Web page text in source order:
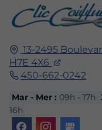
13-2495
H7E 4X6
450-662-0242
Mar - Mer : 09h - 17h
16h